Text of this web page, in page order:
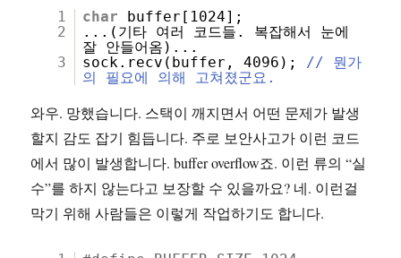
1 char
buffer[1024];
2
...(기타 여러 코드들. 복잡해서 눈에
잘 안들어옴)...
3
sock.recv(buffer, 4096); // 뭔가
의 필요에 의해 고쳐졌군요.
와우. 망했습니다. 스택이 깨지면서 어떤 문제가 발생
할지 감도 잡기 힘듭니다. 주로 보안사고가 이런 코드
에서 많이 발생합니다. buffer overflow죠. 이런 류의 “실
수”를 하지 않는다고 보장할 수 있을까요? 네. 이런걸
막기 위해 사람들은 이렇게 작업하기도 합니다.